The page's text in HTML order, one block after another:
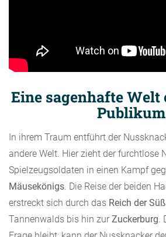
Eine sagenhafte Welt
Publikum
In ihrem Traum entführt der
andere Welt. Hier zieht der furchtlose
Spielzeugsoldaten in einen Kampf
Mäusekönigs . Die Reise der beiden
erstreckt sich durch das Reich der
Tannenwalds bis hin zur Zuckerburg